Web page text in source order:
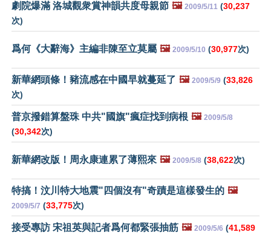
劇院爆滿 洛城觀衆賞神韻共度母親節 🖼️ 2009/5/11 (30,237
次)
爲何《大辭海》主編非陳至立莫屬 🖼️ 2009/5/10 (30,977次)
新華網頭條！豬流感在中國早就蔓延了 🖼️ 2009/5/9 (33,826
次)
普京撥錯算盤珠 中共"國旗"瘋症找到病根 🖼️ 2009/5/8
(30,342次)
新華網改版！周永康連累了薄熙來 🖼️ 2009/5/8 (38,622次)
特搞！汶川特大地震"四個沒有"奇蹟是這樣發生的 🖼️
2009/5/7 (33,775次)
接受專訪 宋祖英與記者爲何都緊張抽筋 🖼️ 2009/5/6 (41,589